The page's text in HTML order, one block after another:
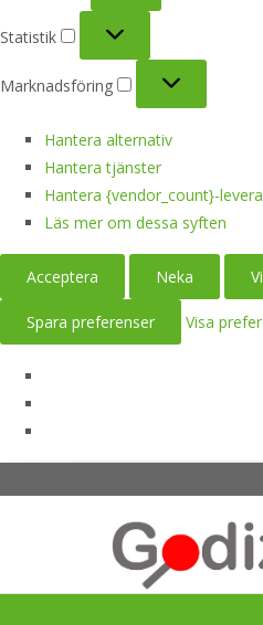
Statistik
Marknadsföring
Hantera alternativ
Hantera tjänster
Hantera {vendor_count}-
Läs mer om dessa syften
Acceptera Neka
Spara preferenser Visa